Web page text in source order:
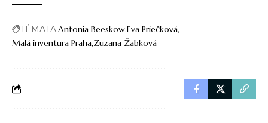
TÉMATAAntonia BeeskowEva Priečková
Malá inventura Praha Zuzana Žabková